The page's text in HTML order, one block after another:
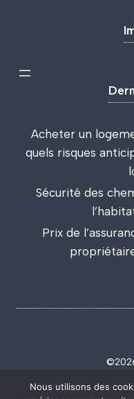
Acheter un
quels risques
Sécurité des
Prix de
Politique de
Nous utilisons des